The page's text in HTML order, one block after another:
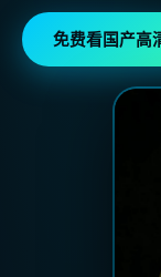
免费看国产高